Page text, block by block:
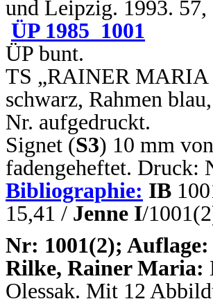
und Leipzig. 1993.
ÜP 1985_1001
ÜP bunt.
TS „RAINER
schwarz, Rahmen
Nr. aufgedruckt.
Signet (S3) 10 mm von
fadengeheftet. Druck:
Bibliographie: IB
15,41 / Jenne I/
Nr: 1001(2);
Rilke, Rainer Maria:
Olessak. Mit 12